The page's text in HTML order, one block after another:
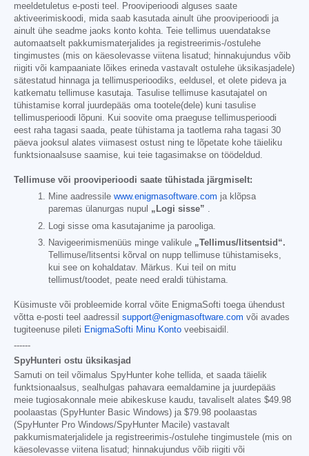
meeldetuletus e-posti teel. Prooviperioodi alguses saate
aktiveerimiskoodi, mida saab kasutada ainult ühe prooviperioodi ja
ainult ühe seadme jaoks konto kohta. Teie tellimus uuendatakse
automaatselt pakkumismaterjalides ja registreerimis-/ostulehe
tingimustes (mis on käesolevasse viitena lisatud; hinnakujundus võib
riigiti või kampaaniate lõikes erineda vastavalt ostulehe üksikasjadele)
sätestatud hinnaga ja tellimusperioodiks, eeldusel, et olete pideva ja
katkematu tellimuse kasutaja. Tasulise tellimuse kasutajatel on
tühistamise korral juurdepääs oma tootele(dele) kuni tasulise
tellimusperioodi lõpuni. Kui soovite oma praeguse tellimusperioodi
eest raha tagasi saada, peate tühistama ja taotlema raha tagasi 30
päeva jooksul alates viimasest ostust ning te lõpetate kohe täieliku
funktsionaalsuse saamise, kui teie tagasimakse on töödeldud.
Tellimuse või prooviperioodi saate tühistada järgmiselt:
Mine aadressile www.enigmasoftware.com ja klõpsa
paremas ülanurgas nupul „Logi sisse” .
Logi sisse oma kasutajanime ja parooliga.
Navigeerimismenüüs minge valikule „Tellimus/litsentsid“.
Tellimuse/litsentsi kõrval on nupp tellimuse tühistamiseks,
kui see on kohaldatav. Märkus. Kui teil on mitu
tellimust/toodet, peate need eraldi tühistama.
Küsimuste või probleemide korral võite EnigmaSofti toega ühendust
võtta e-posti teel aadressil support@enigmasoftware.com või avades
tugiteenuse pileti EnigmaSofti Minu Konto veebisaidil.
------
SpyHunteri ostu üksikasjad
Samuti on teil võimalus SpyHunter kohe tellida, et saada täielik
funktsionaalsus, sealhulgas pahavara eemaldamine ja juurdepääs
meie tugiosakonnale meie abikeskuse kaudu, tavaliselt alates $49.98
poolaastas (SpyHunter Basic Windows) ja $79.98 poolaastas
(SpyHunter Pro Windows/SpyHunter Macile) vastavalt
pakkumismaterjalidele ja registreerimis-/ostulehe tingimustele (mis on
käesolevasse viitena lisatud; hinnakujundus võib riigiti või